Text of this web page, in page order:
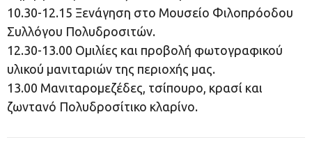
10.30-12.15 Ξενάγηση στο Μουσείο Φιλοπρόοδου
Συλλόγου Πολυδροσιτών.
12.30-13.00 Ομιλίες και προβολή φωτογραφικού
υλικού μανιταριών της περιοχής μας.
13.00 Μανιταρομεζέδες, τσίπουρο, κρασί και
ζωντανό Πολυδροσίτικο κλαρίνο.